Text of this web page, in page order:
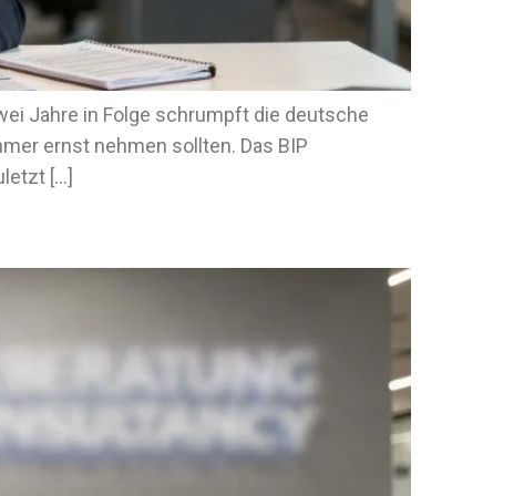
Jahre in Folge schrumpft die deutsche
ernst nehmen sollten. Das BIP
[…]